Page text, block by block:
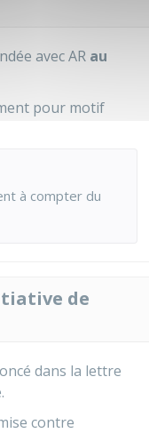
avecAR au
pour motif
à compter du
de
dans la lettre
contre